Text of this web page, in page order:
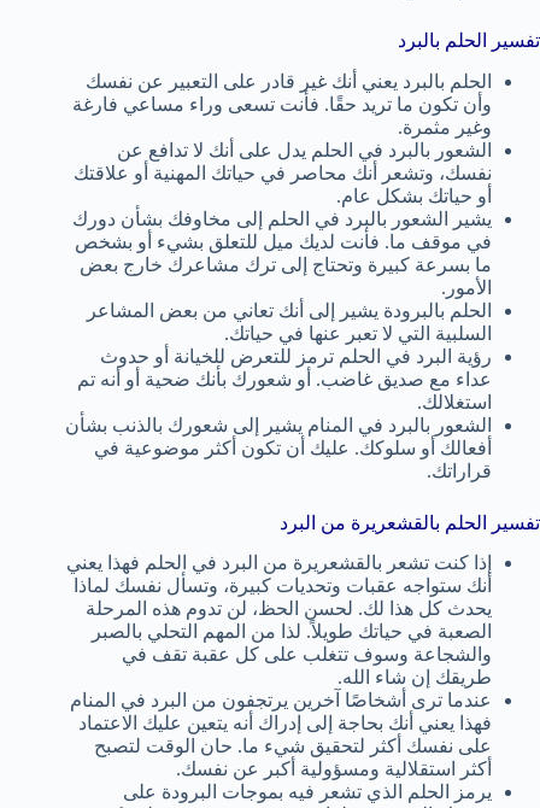
تفسير الحلم بالبرد
الحلم بالبرد يعني أنك غير قادر على التعبير عن نفسك
وأن تكون ما تريد حقًا. فأنت تسعى وراء مساعي فارغة
وغير مثمرة.
الشعور بالبرد في الحلم يدل على أنك لا تدافع عن
نفسك، وتشعر أنك محاصر في حياتك المهنية أو علاقتك
أو حياتك بشكل عام.
يشير الشعور بالبرد في الحلم إلى مخاوفك بشأن دورك
في موقف ما. فأنت لديك ميل للتعلق بشيء أو بشخص
ما بسرعة كبيرة وتحتاج إلى ترك مشاعرك خارج بعض
الأمور.
الحلم بالبرودة يشير إلى أنك تعاني من بعض المشاعر
السلبية التي لا تعبر عنها في حياتك.
رؤية البرد في الحلم ترمز للتعرض للخيانة أو حدوث
عداء مع صديق غاضب. أو شعورك بأنك ضحية أو أنه تم
استغلالك.
الشعور بالبرد في المنام يشير إلى شعورك بالذنب بشأن
أفعالك أو سلوكك. عليك أن تكون أكثر موضوعية في
قراراتك.
تفسير الحلم بالقشعريرة من البرد
إذا كنت تشعر بالقشعريرة من البرد في الحلم فهذا يعني
أنك ستواجه عقبات وتحديات كبيرة، وتسأل نفسك لماذا
يحدث كل هذا لك. لحسن الحظ، لن تدوم هذه المرحلة
الصعبة في حياتك طويلاً. لذا من المهم التحلي بالصبر
والشجاعة وسوف تتغلب على كل عقبة تقف في
طريقك إن شاء الله.
عندما ترى أشخاصًا آخرين يرتجفون من البرد في المنام
فهذا يعني أنك بحاجة إلى إدراك أنه يتعين عليك الاعتماد
على نفسك أكثر لتحقيق شيء ما. حان الوقت لتصبح
أكثر استقلالية ومسؤولية أكبر عن نفسك.
يرمز الحلم الذي تشعر فيه بموجات البرودة على